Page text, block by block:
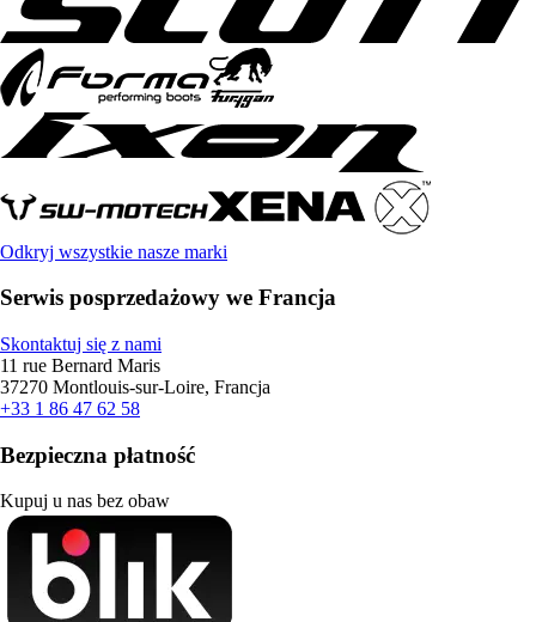
Odkryj wszystkie nasze marki
Serwis posprzedażowy we Francja
Skontaktuj się z nami
11 rue Bernard Maris
37270 Montlouis-sur-Loire, Francja
+33 1 86 47 62 58
Bezpieczna płatność
Kupuj u nas bez obaw